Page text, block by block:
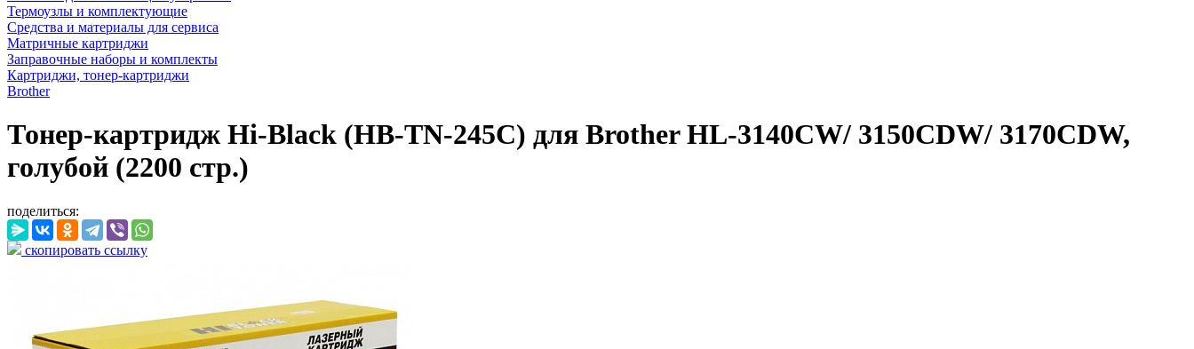
Термоузлы и комплектующие
Средства и материалы для сервиса
Матричные картриджи
Заправочные наборы и комплекты
Картриджи, тонер-картриджи
Brother
Тонер-картридж Hi-Black (HB-TN-245C) для Brother HL-3140CW/ 3150CDW/ 3170CDW,
голубой (2200 стр.)
поделиться:
скопировать ссылку